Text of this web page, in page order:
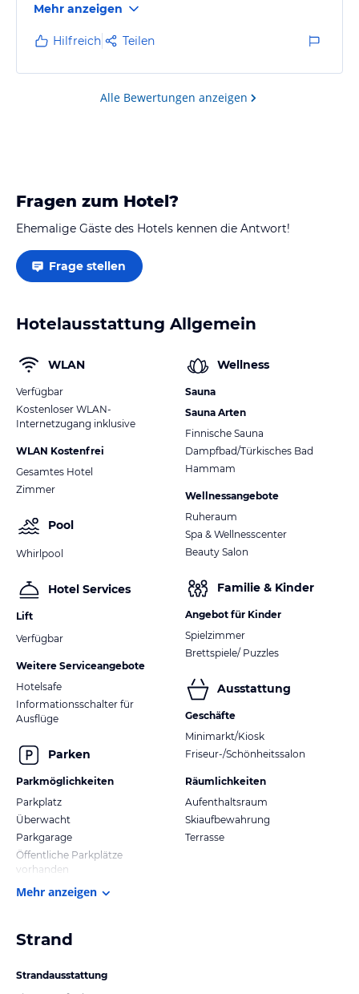
und gute Qualität bei angemessenen Preisen.
Die Lage des Apparthotels ist super, in unmittelbarer
Umgebung gibt es von Apotheke bis Restaurant alles
was man braucht.
Mehr anzeigen
Hilfreich Teilen
Alle Bewertungen anzeigen
Fragen zum Hotel?
Ehemalige Gäste des Hotels kennen die Antwort!
Frage stellen
Hotelausstattung Allgemein
WLAN
Verfügbar
Kostenloser WLAN-
Internetzugang inklusive
WLAN Kostenfrei
Gesamtes Hotel
Zimmer
Pool
Whirlpool
Hotel Services
Lift
Verfügbar
Weitere Serviceangebote
Hotelsafe
Informationsschalter für
Ausflüge
Parken
Parkmöglichkeiten
Parkplatz
Überwacht
Parkgarage
Öffentliche Parkplätze
vorhanden
Wellness
Sauna
Sauna Arten
Finnische Sauna
Dampfbad/Türkisches Bad
Hammam
Wellnessangebote
Ruheraum
Spa & Wellnesscenter
Beauty Salon
Familie & Kinder
Angebot für Kinder
Spielzimmer
Brettspiele/ Puzzles
Ausstattung
Geschäfte
Minimarkt/Kiosk
Friseur-/Schönheitssalon
Räumlichkeiten
Aufenthaltsraum
Skiaufbewahrung
Terrasse
Mehr anzeigen
Strand
Strandausstattung